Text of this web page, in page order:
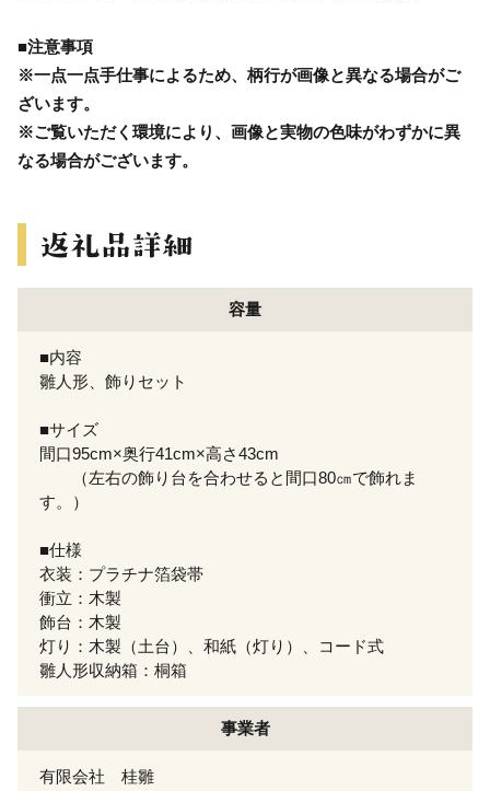
■注意事項
※一点一点手仕事によるため、柄行が画像と異なる場合がご
ざいます。
※ご覧いただく環境により、画像と実物の色味がわずかに異
なる場合がございます。
容量
■内容
雛人形、飾りセット
■サイズ
間口95cm×奥行41cm×高さ43cm
（左右の飾り台を合わせると間口80㎝で飾れま
す。）
■仕様
衣装：プラチナ箔袋帯
衝立：木製
飾台：木製
灯り：木製（土台）、和紙（灯り）、コード式
雛人形収納箱：桐箱
事業者
有限会社 桂雛